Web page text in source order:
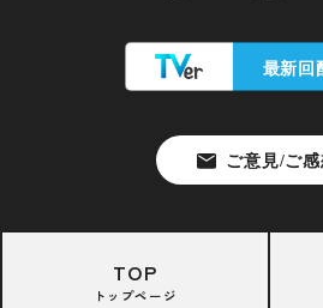
TOP
トップページ